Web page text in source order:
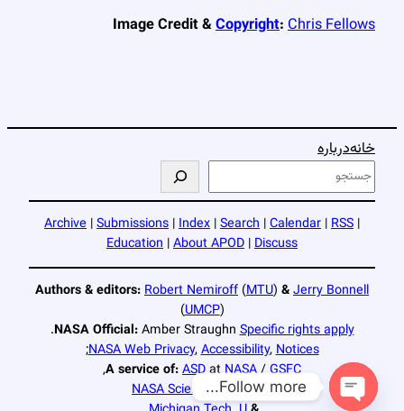
Image Credit &Copyright:Chris Fellows
خانهدرباره
ج
س
و
Archive |Submissions |Index |Search |Calendar |RSS |
Education |About APOD |Discuss
Authors & editors:Robert Nemiroff (MTU) &Jerry Bonnell
(UMCP)
NASA Official:Amber StraughnSpecific rights apply
.
NASA Web Privacy,Accessibility,Notices
;
A service of:ASDat NASA/GSFC
,
NASA Science Activation
Follow more...